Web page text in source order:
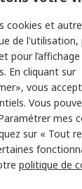
à
cookies et
de l'utilisation,
pour
En cliquant sur
vous
Vous
mes
sur « Tout
politique de